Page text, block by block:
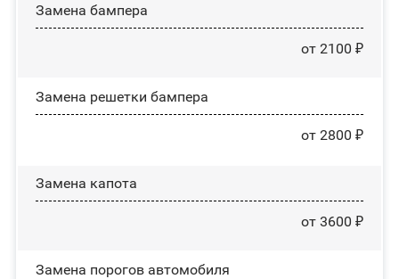
Замена бампера
от 2100 ₽
Замена решетки бампера
от 2800 ₽
Замена капота
от 3600 ₽
Замена порогов автомобиля